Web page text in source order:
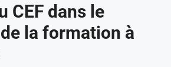
CEF dans le
la formation à